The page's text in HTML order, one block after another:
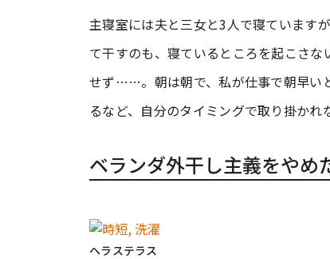
主寝室には夫と三女と3人で寝ていま
て干すのも、寝ているところを起こさ
せず……。朝は朝で、私が仕事で朝早い
るなど、自分のタイミングで取り掛かれ
ベランダ外干し主義をやめ
ヘラステラス